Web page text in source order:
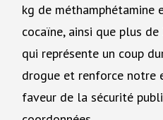
kg de méthamphétamine
cocaïne, ainsi que plus
qui représente un coup
drogue et renforce notre
faveur de la sécurité